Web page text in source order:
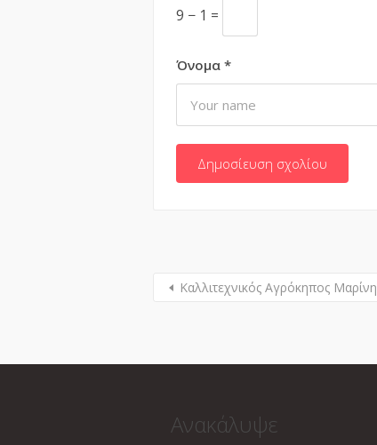
Όνομα *
9 − 1 =
Καλλιτεχνικός Αγρόκηπος Μαρίνη
Ανακάλυψε